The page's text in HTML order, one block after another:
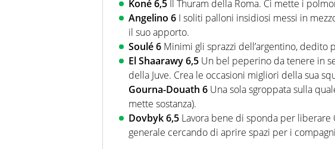
Koné 6,5 Il Thuram della Roma. Ci mette i
Angelino 6 I soliti palloni insidiosi messi in
il suo apporto.
Soulé 6 Minimi gli sprazzi dell’argentino, dedito
El Shaarawy 6,5 Un bel peperino da tenere in
della Juve. Crea le occasioni migliori della sua
Gourna-Douath 6 Una sola sgroppata sulla
mette sostanza).
Dovbyk 6,5 Lavora bene di sponda per
generale cercando di aprire spazi per i compagni.